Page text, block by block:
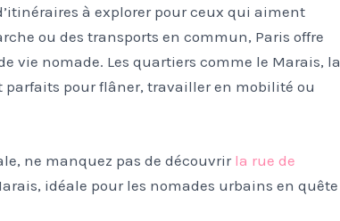
à explorer pour ceux qui aiment
ou des transports en commun, Paris offre
vie nomade. Les quartiers comme le Marais, la
parfaits pour flâner, travailler en mobilité ou
ne manquez pas de découvrirla rue de
idéale pour les nomades urbains en quête